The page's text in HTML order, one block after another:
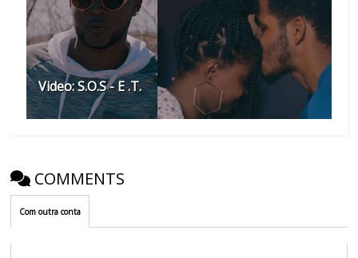
Video: S.O.S - E .T.
COMMENTS
Com outra conta